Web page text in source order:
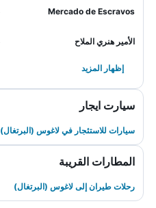
Mercado de Escravos
الأمير هنري الملاح
إظهار المزيد
سيارت ايجار
سيارات للاستئجار في لاغوس (البرتغال)
المطارات القريبة
رحلات طيران إلى لاغوس (البرتغال)